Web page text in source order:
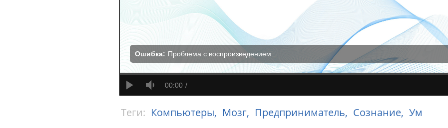
Ошибка: Проблема с воспроизведением
00:00
Теги: Компьютеры, Мозг, Предприниматель, Сознание, Ум